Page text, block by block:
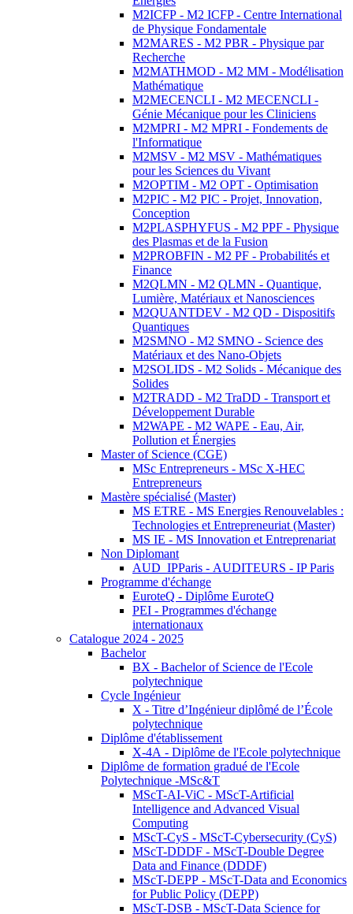
M2ICFP - M2 ICFP - Centre International
de Physique Fondamentale
M2MARES - M2 PBR - Physique par
Recherche
M2MATHMOD - M2 MM - Modélisation
Mathématique
M2MECENCLI - M2 MECENCLI -
Génie Mécanique pour les Cliniciens
M2MPRI - M2 MPRI - Fondements de
l'Informatique
M2MSV - M2 MSV - Mathématiques
pour les Sciences du Vivant
M2OPTIM - M2 OPT - Optimisation
M2PIC - M2 PIC - Projet, Innovation,
Conception
M2PLASPHYFUS - M2 PPF - Physique
des Plasmas et de la Fusion
M2PROBFIN - M2 PF - Probabilités et
Finance
M2QLMN - M2 QLMN - Quantique,
Lumière, Matériaux et Nanosciences
M2QUANTDEV - M2 QD - Dispositifs
Quantiques
M2SMNO - M2 SMNO - Science des
Matériaux et des Nano-Objets
M2SOLIDS - M2 Solids - Mécanique des
Solides
M2TRADD - M2 TraDD - Transport et
Développement Durable
M2WAPE - M2 WAPE - Eau, Air,
Pollution et Énergies
Master of Science (CGE)
MSc Entrepreneurs - MSc X-HEC
Entrepreneurs
Mastère spécialisé (Master)
MS ETRE - MS Energies Renouvelables :
Technologies et Entrepreneuriat (Master)
MS IE - MS Innovation et Entreprenariat
Non Diplomant
AUD_IPParis - AUDITEURS - IP Paris
Programme d'échange
EuroteQ - Diplôme EuroteQ
PEI - Programmes d'échange
internationaux
Catalogue 2024 - 2025
Bachelor
BX - Bachelor of Science de l'Ecole
polytechnique
Cycle Ingénieur
X - Titre d’Ingénieur diplômé de l’École
polytechnique
Diplôme d'établissement
X-4A - Diplôme de l'Ecole polytechnique
Diplôme de formation gradué de l'Ecole
Polytechnique -MSc&T
MScT-AI-ViC - MScT-Artificial
Intelligence and Advanced Visual
Computing
MScT-CyS - MScT-Cybersecurity (CyS)
MScT-DDDF - MScT-Double Degree
Data and Finance (DDDF)
MScT-DEPP - MScT-Data and Economics
for Public Policy (DEPP)
MScT-DSB - MScT-Data Science for